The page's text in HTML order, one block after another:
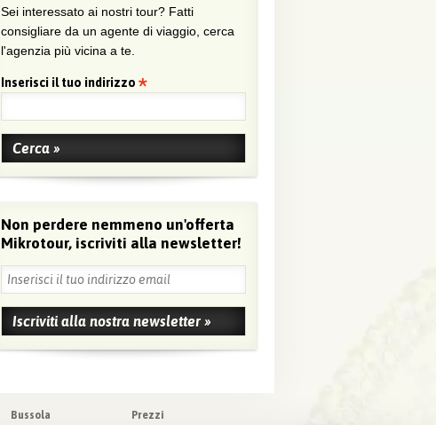
Sei interessato ai nostri tour? Fatti
consigliare da un agente di viaggio, cerca
l'agenzia più vicina a te.
Inserisci il tuo indirizzo
Non perdere nemmeno un'offerta
Mikrotour, iscriviti alla newsletter!
Bussola Prezzi